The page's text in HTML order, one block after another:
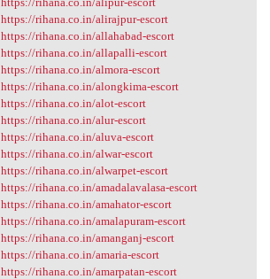
https://rihana.co.in/alirajpur-escort
https://rihana.co.in/allahabad-escort
https://rihana.co.in/allapalli-escort
https://rihana.co.in/almora-escort
https://rihana.co.in/alongkima-escort
https://rihana.co.in/alot-escort
https://rihana.co.in/alur-escort
https://rihana.co.in/aluva-escort
https://rihana.co.in/alwar-escort
https://rihana.co.in/alwarpet-escort
https://rihana.co.in/amadalavalasa-escort
https://rihana.co.in/amahator-escort
https://rihana.co.in/amalapuram-escort
https://rihana.co.in/amanganj-escort
https://rihana.co.in/amaria-escort
https://rihana.co.in/amarpatan-escort